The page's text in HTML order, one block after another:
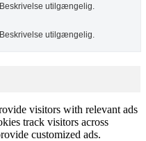
Beskrivelse utilgængelig.
Beskrivelse utilgængelig.
visitors with relevant ads
track visitors across
customized ads.